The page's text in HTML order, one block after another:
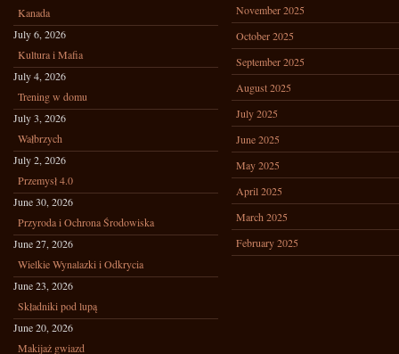
Kanada
July 6, 2026
Kultura i Mafia
July 4, 2026
Trening w domu
July 3, 2026
Wałbrzych
July 2, 2026
Przemysł 4.0
June 30, 2026
Przyroda i Ochrona Środowiska
June 27, 2026
Wielkie Wynalazki i Odkrycia
June 23, 2026
Składniki pod lupą
June 20, 2026
Makijaż gwiazd
November 2025
October 2025
September 2025
August 2025
July 2025
June 2025
May 2025
April 2025
March 2025
February 2025